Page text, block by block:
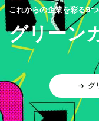
これからの企業を彩る9
グリーン
グ